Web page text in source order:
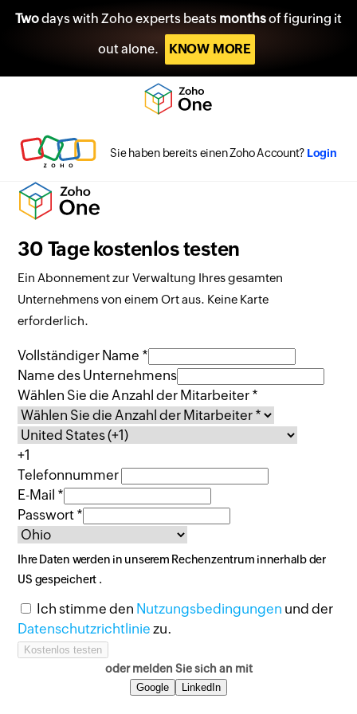
Twodays with Zoho experts beats monthsof figuring it
out alone.
KNOW MORE
Sie haben bereits einen Zoho Account? Login
30 Tage kostenlos testen
Ein Abonnement zur Verwaltung Ihres gesamten
Unternehmens von einem Ort aus. Keine Karte
erforderlich.
Vollständiger Name *
Name des Unternehmens
Wählen Sie die Anzahl der Mitarbeiter *
+1
Telefonnummer
E-Mail *
Passwort *
Ihre Daten werden in unserem Rechenzentrum innerhalb der
US gespeichert .
Ich stimme den Nutzungsbedingungen und der
Datenschutzrichtlinie zu.
oder melden Sie sich an mit
Google LinkedIn